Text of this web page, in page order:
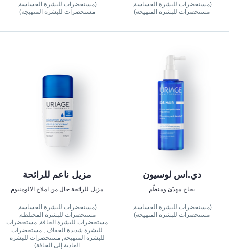
(مستحضرات للبشرة الحساسة,
مستحضرات للبشرة المتهيجة)
(مستحضرات للبشرة الحساسة,
مستحضرات للبشرة المتهيجة)
دي.اس لوسيون
بخاخ مهدّئ ومنظّم
(مستحضرات للبشرة الحساسة,
مستحضرات للبشرة المتهيجة)
مزيل ناعم للرائحة
مزيل للرائحة خال من املاح الالومنيوم
(مستحضرات للبشرة الحساسة,
مستحضرات للبشرة المختلطة,
مستحضرات للبشرة الجافة, مستحضرات
للبشرة شديدة الجفاف , مستحضرات
للبشرة المتهيجة, مستحضرات للبشرة
العادية إلى الجافة)